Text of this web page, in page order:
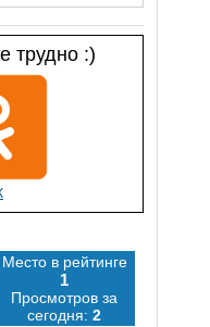
трудно :)
Место в рейтинге
1
Просмотров за
сегодня: 2